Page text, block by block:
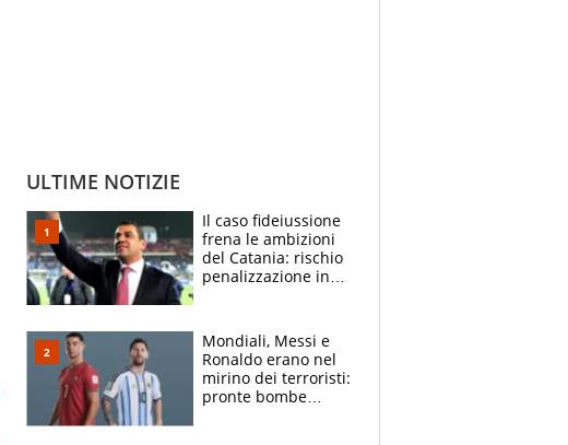
ULTIME NOTIZIE
Il caso fideiussione
frena le ambizioni
del Catania: rischio
penalizzazione in
Mondiali, Messi e
Ronaldo erano nel
mirino dei terroristi:
pronte bombe